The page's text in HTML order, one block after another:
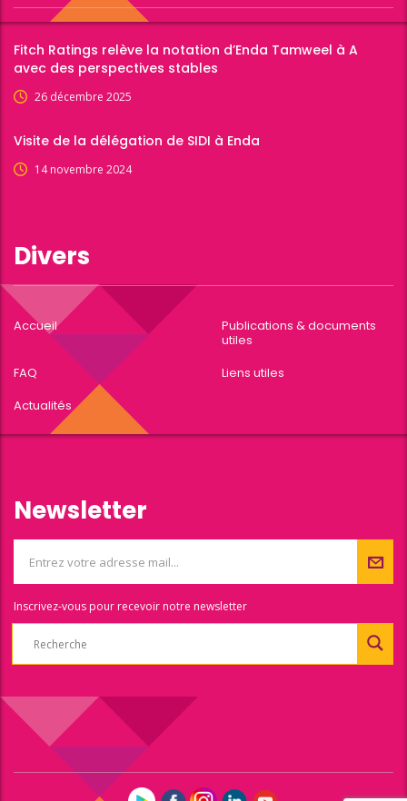
Fitch Ratings relève la notation d’Enda Tamweel à A
avec des perspectives stables
26 décembre 2025
Visite de la délégation de SIDI à Enda
14 novembre 2024
Divers
Accueil
Publications & documents
utiles
FAQ
Liens utiles
Actualités
Newsletter
Inscrivez-vous pour recevoir notre newsletter